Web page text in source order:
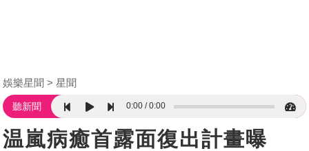
娛樂星聞 星聞
聽新聞 0:00 0:00
温嵐病癒首露面復出計畫曝